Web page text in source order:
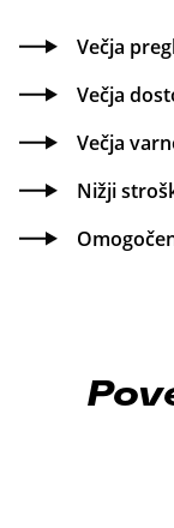
Večja
Večja
Večja
Nižji